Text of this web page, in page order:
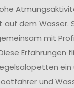
dem Wasser.
mit
Erfahrungen
und